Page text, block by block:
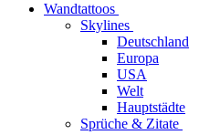
Wandtattoos
Skylines
Deutschland
Europa
USA
Welt
Hauptstädte
Sprüche & Zitate